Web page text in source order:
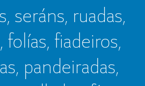
seráns, ruadas,
fiadeiros,
pandeiradas,